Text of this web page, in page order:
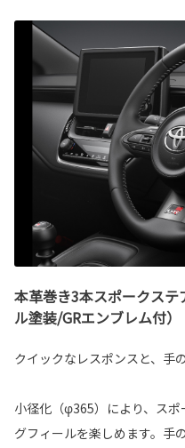
本革巻き3本スポークステ
ル塗装/GRエンブレム付）
クイックなレスポンスと、手
小径化（φ365）により、ス
グフィールを楽しめます。手